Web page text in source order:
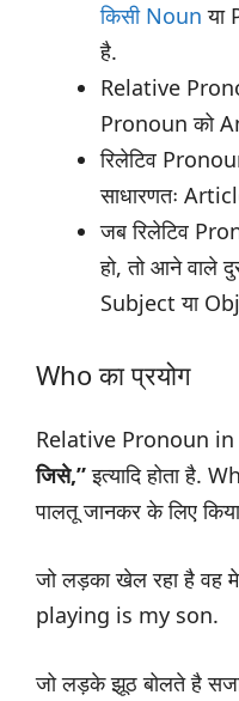
किसी Noun या
है.
Relative
Pronoun को
रिलेटिव
साधारणतः
जब रिलेटिव
हो, तो आने वाले
Subject या
Who का प्रयोग
Relative Pronoun in
जिसे,”इत्यादि होता है.
पालतू जानकर के लिए
जो लड़का खेल रहा है वह
playing is my son.
जो लड़के झूठ बोलते है